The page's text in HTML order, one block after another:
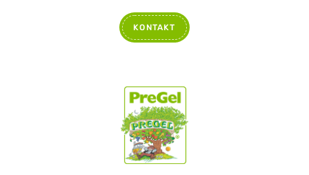
KONTAKT